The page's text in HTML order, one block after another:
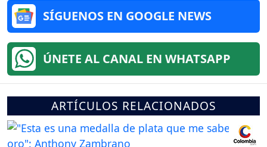
SÍGUENOS EN GOOGLE NEWS
ÚNETE AL CANAL EN WHATSAPP
ARTÍCULOS RELACIONADOS